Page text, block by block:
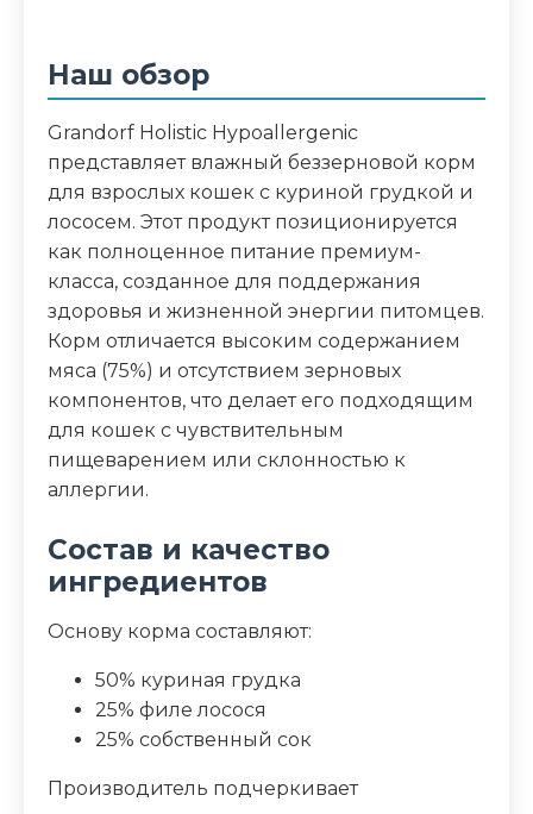
белки 17%, жиры 0.1%, клетчатка 1%, зола
1%, влага 81.8%
Дополнительные ингредиенты
лосось
Пищевая ценность
Белок (%) 17
Жир (%)
Клетчатка (%)
Зола (%)
Влага (%)
Наш обзор
Grandorf Holistic Hypoallergenic
представляет влажный беззерновой корм
для взрослых кошек с куриной грудкой и
лососем. Этот продукт позиционируется
как полноценное питание премиум-
класса, созданное для поддержания
здоровья и жизненной энергии питомцев.
Корм отличается высоким содержанием
мяса (75%) и отсутствием зерновых
компонентов, что делает его подходящим
для кошек с чувствительным
пищеварением или склонностью к
аллергии.
Состав и качество
ингредиентов
Основу корма составляют:
50% куриная грудка
25% филе лосося
25% собственный сок
Производитель подчеркивает